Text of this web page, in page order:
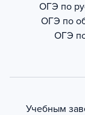
ОГЭ по
ОГЭ по
ОГЭ
Учебным